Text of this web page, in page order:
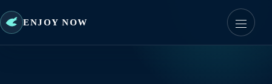
ENJOY NOW